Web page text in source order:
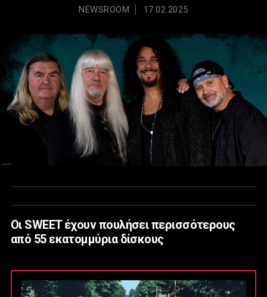
NEWSROOM 17.02.2025
Οι SWEET έχουν πουλήσει περισσότερους
από 55 εκατομμύρια δίσκους